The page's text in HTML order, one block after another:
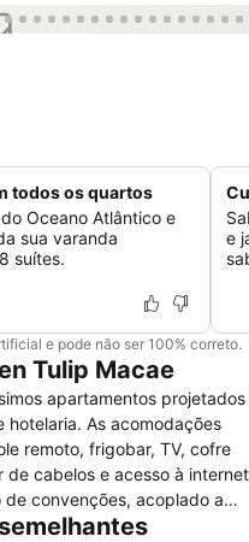
todos os quartos
Oceano Atlântico e
sua varanda
suítes.
e
e pode não ser 100% correto.
Tulip Macae
apartamentos projetados
As acomodações
remoto, frigobar, TV, cofre
cabelos e acesso à internet
convenções, acoplado a
Há no local ainda